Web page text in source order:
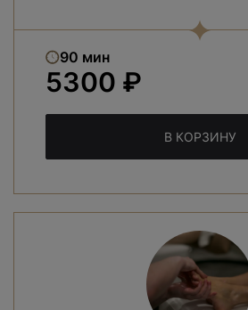
90 мин
5300 ₽
В КОРЗИНУ